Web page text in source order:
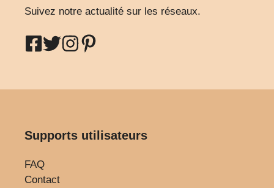
Suivez notre actualité sur les réseaux.
Supports utilisateurs
FAQ
Contact